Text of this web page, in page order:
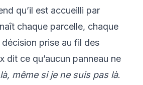
qu’il est accueilli par
chaque parcelle, chaque
prise au fil des
dit ce qu’aucun panneau ne
même si je ne suis pas là.